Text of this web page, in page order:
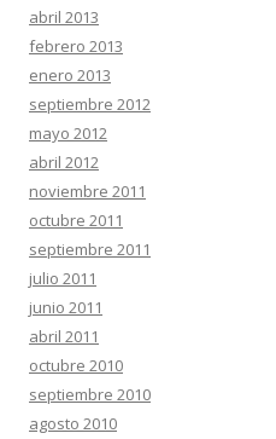
abril 2013
febrero 2013
enero 2013
septiembre 2012
mayo 2012
abril 2012
noviembre 2011
octubre 2011
septiembre 2011
julio 2011
junio 2011
abril 2011
octubre 2010
septiembre 2010
agosto 2010